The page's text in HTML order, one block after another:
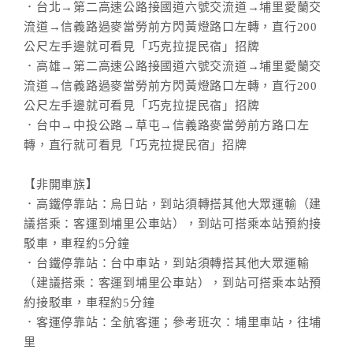
．台北→第二高速公路接國道六號交流道→埔里愛蘭交
流道→信義路過麥當勞前方閃黃燈路口左轉，直行200
公尺左手邊就可看見「巧克拉提民宿」招牌
．高雄→第二高速公路接國道六號交流道→埔里愛蘭交
流道→信義路過麥當勞前方閃黃燈路口左轉，直行200
公尺左手邊就可看見「巧克拉提民宿」招牌
．台中→中投公路→草屯→信義路麥當勞前方路口左
轉，直行就可看見「巧克拉提民宿」招牌
【非開車族】
．高鐵停靠站：烏日站，到站須轉搭其他大眾運輸（建
議搭乘：客運到埔里公車站），到站可搭乘本站預約接
駁車，車程約5分鐘
．台鐵停靠站：台中車站，到站須轉搭其他大眾運輸
（建議搭乘：客運到埔里公車站），到站可搭乘本站預
約接駁車，車程約5分鐘
．客運停靠站：全航客運；參考班次：埔里車站，往埔
里